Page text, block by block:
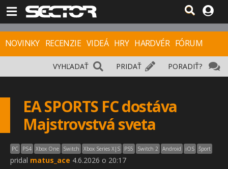
NOVINKY RECENZIE VIDEÁ HRY HARDVÉR FÓRUM
PORADIŤ?
PRIDAŤ
VYHĽADAŤ
EA SPORTS FC dostáva
Majstrovstvá sveta
PC PS4 Xbox One Switch Xbox Series X|S PS5 Switch 2 Android iOS Šport
pridal matus_ace 4.6.2026 o 20:17